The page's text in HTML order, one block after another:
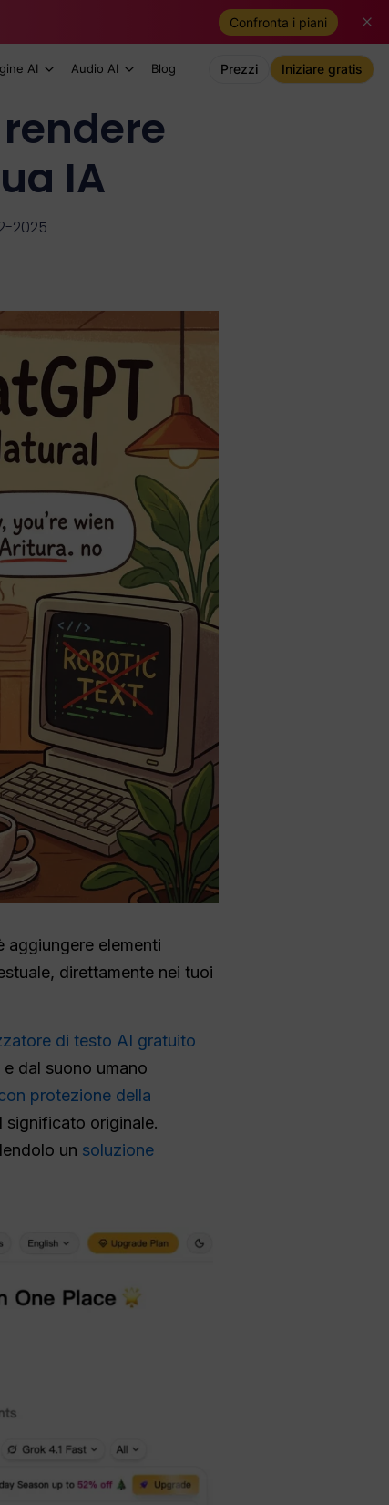
Confronta i piani
AI Audio AI Blog Prezzi Iniziare gratis
IA
2025
aggiungere elementi
direttamente nei tuoi
di testo AI gratuito
dal suono umano
protezione della
significato originale.
un soluzione